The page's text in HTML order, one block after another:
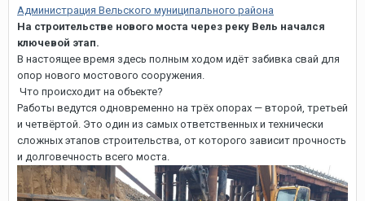
Администрация Вельского муниципального района
На строительстве нового моста через реку Вель начался
ключевой этап.
В настоящее время здесь полным ходом идёт забивка свай для
опор нового мостового сооружения.
Что происходит на объекте?
Работы ведутся одновременно на трёх опорах — второй, третьей
и четвёртой. Это один из самых ответственных и технически
сложных этапов строительства, от которого зависит прочность
и долговечность всего моста.